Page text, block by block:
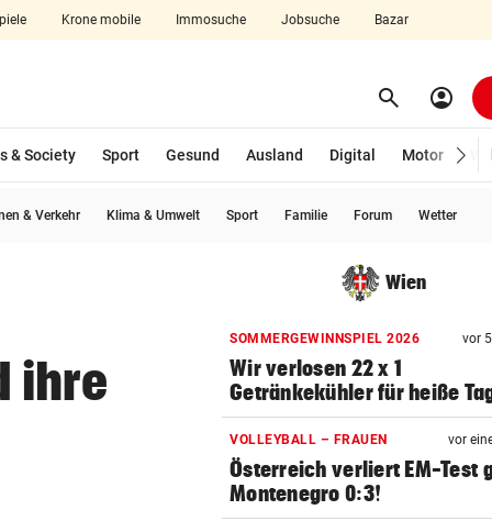
Krone mobile Immosuche Jobsuche Bazar
aufklappen search Suchen
account_circle
& Society Sport Gesund Ausland Digital Motor
& Verkehr Klima & Umwelt Sport Familie Forum Wetter
ihre
Wien
SOMMERGEWINNSPIEL 2026 vor
Wir verlosen 22 x 1
Getränkekühler für heiße
VOLLEYBALL – FRAUEN vor
Österreich verliert EM-Test
Montenegro 0:3!